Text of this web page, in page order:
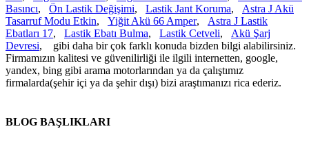
Basıncı, Ön Lastik Değişimi, Lastik Jant Koruma, Astra J Akü
Tasarruf Modu Etkin, Yiğit Akü 66 Amper, Astra J Lastik
Ebatları 17, Lastik Ebatı Bulma, Lastik Cetveli, Akü Şarj
Devresi, gibi daha bir çok farklı konuda bizden bilgi alabilirsiniz.
Firmamızın kalitesi ve güvenilirliği ile ilgili internetten, google,
yandex, bing gibi arama motorlarından ya da çalıştımız
firmalarda(şehir içi ya da şehir dışı) bizi araştımanızı rica ederiz.
BLOG BAŞLIKLARI